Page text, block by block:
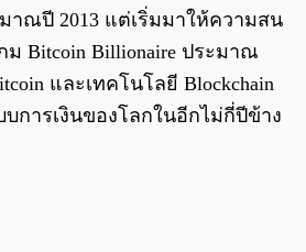
าณปี 2013 แต่เริ่มมาให้ความสน
ม Bitcoin Billionaire ประมาณ
และเทคโนโลยี Blockchain
การเงินของโลกในอีกไม่กี่ปีข้าง